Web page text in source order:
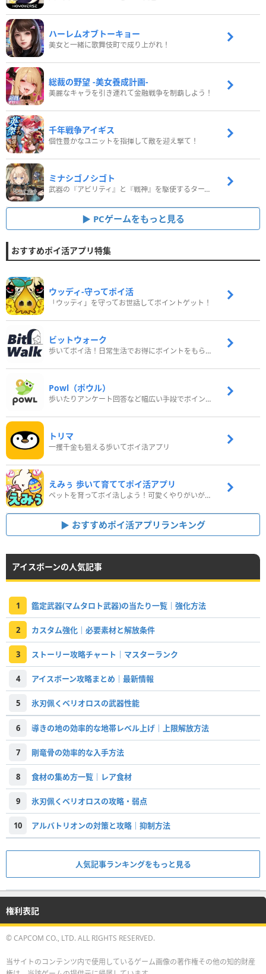
ハーレムオブトーキョー
美女と一緒に歌舞伎町で成り上がれ！
総裁の野望 -美女養成計画-
美麗なキャラを引き連れて金融戦争を制覇しよう！
千年戦争アイギス
個性豊かなユニットを指揮して敵を迎え撃て！
ミナシゴノシゴト
武器の『アビリティ』と『戦神』を駆使するターン制コマンドバトルRPG！
PCゲームをもっと見る
おすすめポイ活アプリ特集
ウッディ‐守ってポイ活
「ウッディ」を守ってお世話してポイントゲット！
ビットウォーク
歩いてポイ活！日常生活でお得にポイントをもらおう
Powl（ポウル）
歩いたりアンケート回答など幅広い手段でポイントをゲット
トリマ
一攫千金も狙える歩いてポイ活アプリ
えみぅ 歩いて育ててポイ活アプリ
ペットを育ってポイ活しよう！可愛くやりがいがある新感覚アプリ
おすすめポイ活アプリランキング
アイスボーンの人気記事
1 鑑定武器(マムタロト武器)の当たり一覧｜強化方法
2 カスタム強化｜必要素材と解放条件
3 ストーリー攻略チャート｜マスターランク
4 アイスボーン攻略まとめ｜最新情報
5 氷刃佩くベリオロスの武器性能
6 導きの地の効率的な地帯レベル上げ｜上限解放方法
7 剛竜骨の効率的な入手方法
8 食材の集め方一覧｜レア食材
9 氷刃佩くベリオロスの攻略・弱点
10 アルバトリオンの対策と攻略｜抑制方法
人気記事ランキングをもっと見る
権利表記
© CAPCOM CO., LTD. ALL RIGHTS RESERVED.
当サイトのコンテンツ内で使用しているゲーム画像の著作権その他の知的財産